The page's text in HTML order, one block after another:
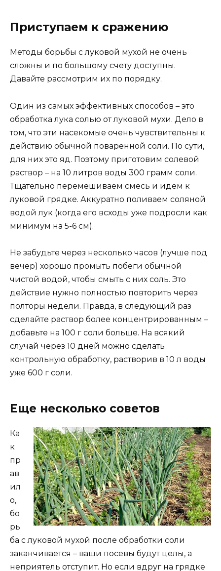
Приступаем к сражению
Методы борьбы с луковой мухой не очень
сложны и по большому счету доступны.
Давайте рассмотрим их по порядку.
Один из самых эффективных способов – это
обработка лука солью от луковой мухи. Дело в
том, что эти насекомые очень чувствительны к
действию обычной поваренной соли. По сути,
для них это яд. Поэтому приготовим солевой
раствор – на 10 литров воды 300 грамм соли.
Тщательно перемешиваем смесь и идем к
луковой грядке. Аккуратно поливаем соляной
водой лук (когда его всходы уже подросли как
минимум на 5-6 см).
Не забудьте через несколько часов (лучше под
вечер) хорошо промыть побеги обычной
чистой водой, чтобы смыть с них соль. Это
действие нужно полностью повторить через
полторы недели. Правда, в следующий раз
сделайте раствор более концентрированным –
добавьте на 100 г соли больше. На всякий
случай через 10 дней можно сделать
контрольную обработку, растворив в 10 л воды
уже 600 г соли.
Еще несколько советов
Ка
к
пр
ав
ил
о,
бо
рь
ба с луковой мухой после обработки соли
заканчивается – ваши посевы будут целы, а
неприятель отступит. Но если вдруг на грядке